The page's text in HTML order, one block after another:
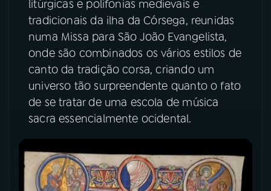
litúrgicas e polifonias medievais e
tradicionais da ilha da Córsega, reunidas
numa Missa para São João Evangelista,
onde são combinados os vários estilos de
canto da tradição corsa, criando um
universo tão surpreendente quanto o fato
de se tratar de uma escola de música
sacra essencialmente ocidental.